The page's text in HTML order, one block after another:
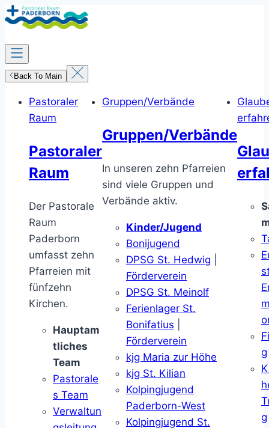
Zum
Inhalt
springen
Back To Main
Pastoraler
Raum
Pastoraler
Raum
Der Pastorale
Raum
Paderborn
umfasst zehn
Pfarreien mit
fünfzehn
Kirchen.
Hauptam
tliches
Team
Pastorale
s Team
Verwaltun
Gruppen/Verbände
Gruppen/Verbände
In unseren zehn Pfarreien
sind viele Gruppen und
Verbände aktiv.
Kinder/Jugend
Bonijugend
DPSG St. Hedwig
Förderverein
DPSG St. Meinolf
Ferienlager St.
Bonifatius
Förderverein
kjg Maria zur Höhe
kjg St. Kilian
Kolpingjugend
Paderborn-West
Kolpingjugend St.
g
g